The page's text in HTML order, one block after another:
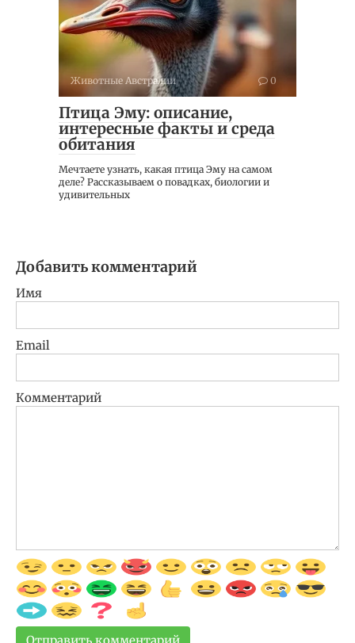
Животные Австралии 0
Птица Эму: описание,
интересные факты и среда
обитания
Мечтаете узнать, какая птица Эму на самом
деле? Рассказываем о повадках, биологии и
удивительных
Добавить комментарий
Имя
Email
Комментарий